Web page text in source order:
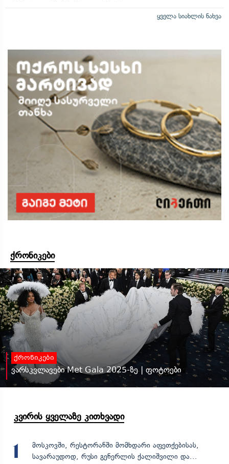
ყველა სიახლის ნახვა
ქრონიკები
ქრონიკები
ვარსკვლავები Met Gala 2025-ზე | ფოტოები
კვირის ყველაზე კითხვადი
1
მოსკოვში, რესტორანში მომხდარი აფეთქებისას,
სავარაუდოდ, რუსი გენერლის ქალიშვილი და...